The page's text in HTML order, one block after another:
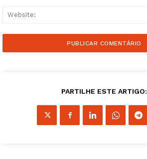
Edição Digital
PARTILHE ESTE ARTIGO: